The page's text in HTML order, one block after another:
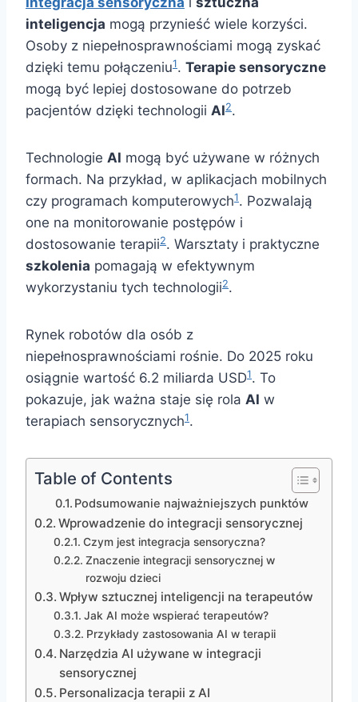
inteligencja mogą przynieść wiele korzyści.
Osoby z niepełnosprawnościami mogą zyskać
dzięki temu połączeniu1. Terapie sensoryczne
mogą być lepiej dostosowane do potrzeb
pacjentów dzięki technologii AI2.
Technologie AI mogą być używane w różnych
formach. Na przykład, w aplikacjach mobilnych
czy programach komputerowych1. Pozwalają
one na monitorowanie postępów i
dostosowanie terapii2. Warsztaty i praktyczne
szkolenia pomagają w efektywnym
wykorzystaniu tych technologii2.
Rynek robotów dla osób z
niepełnosprawnościami rośnie. Do 2025 roku
osiągnie wartość 6.2 miliarda USD1. To
pokazuje, jak ważna staje się rola AI w
terapiach sensorycznych1.
Table of Contents
Podsumowanie najważniejszych punktów
Wprowadzenie do integracji sensorycznej
Czym jest integracja sensoryczna?
Znaczenie integracji sensorycznej w
rozwoju dzieci
Wpływ sztucznej inteligencji na terapeutów
Jak AI może wspierać terapeutów?
Przykłady zastosowania AI w terapii
Narzędzia AI używane w integracji
sensorycznej
Personalizacja terapii z AI